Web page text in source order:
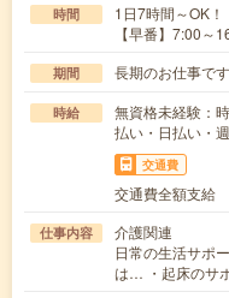
時間
1日7時間～OK
【早番】7:00～
期間 長期のお仕事で
時給
無資格未経験：
払い・日払い・
交通費
交通費全額支給
仕事内容
介護関連
日常の生活サポ
は… ・起床のサ